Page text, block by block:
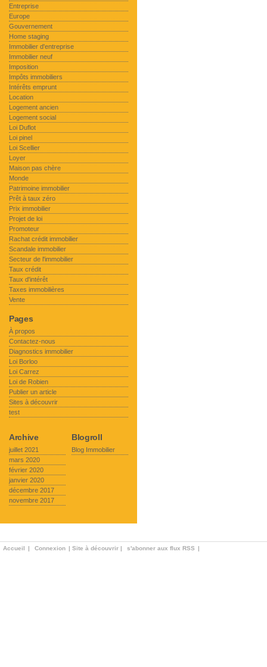
Entreprise
Europe
Gouvernement
Home staging
Immobilier d'entreprise
Immobilier neuf
Imposition
Impôts immobiliers
Intérêts emprunt
Location
Logement ancien
Logement social
Loi Duflot
Loi pinel
Loi Scellier
Loyer
Maison pas chère
Monde
Patrimoine immobilier
Prêt à taux zéro
Prix immobilier
Projet de loi
Promoteur
Rachat crédit immobilier
Scandale immobilier
Secteur de l'immobilier
Taux crédit
Taux d'intérêt
Taxes immobilières
Vente
Pages
À propos
Contactez-nous
Diagnostics immobilier
Loi Borloo
Loi Carrez
Loi de Robien
Publier un article
Sites à découvrir
test
Archive
juillet 2021
mars 2020
février 2020
janvier 2020
décembre 2017
novembre 2017
Blogroll
Blog Immobilier
Accueil | Connexion | Site à découvrir | s'abonner aux flux RSS |